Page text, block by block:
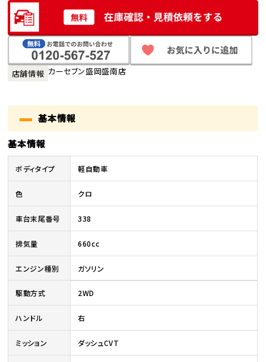
店舗情報 カーセブン盛岡盛南店
基本情報
基本情報
ボディタイプ 軽自動車
色 クロ
車台末尾番号 338
排気量 660cc
エンジン種別 ガソリン
駆動方式 2WD
ハンドル 右
ミッション ダッシュCVT